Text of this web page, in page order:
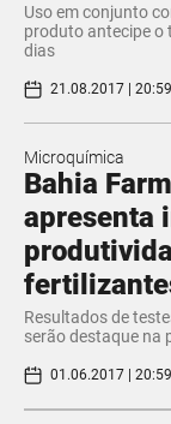
Uso em conjunto
produto antecipe o
dias
21.08.2017 |
Microquímica
​Bahia
apresenta
Resultados de
serão destaque na
01.06.2017 |